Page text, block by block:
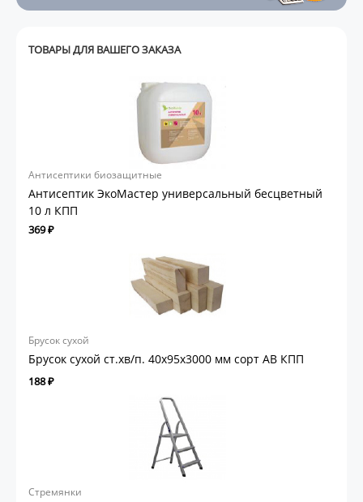
ТОВАРЫ ДЛЯ ВАШЕГО ЗАКАЗА
Антисептики биозащитные
Антисептик ЭкоМастер универсальный бесцветный
10 л КПП
369 ₽
Брусок сухой
Брусок сухой ст.хв/п. 40х95х3000 мм сорт АВ КПП
188 ₽
Стремянки